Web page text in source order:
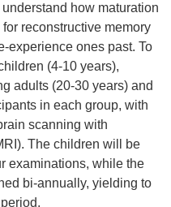
how maturation
reconstructive memory
experience ones past. To
(4-10 years),
adults (20-30 years) and
in each group, with
scanning with
The children will be
examinations, while the
bi-annually, yielding to